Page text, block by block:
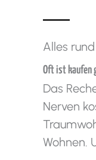
Alles
Oft ist kaufen
Das
Nerven
Wohnen.